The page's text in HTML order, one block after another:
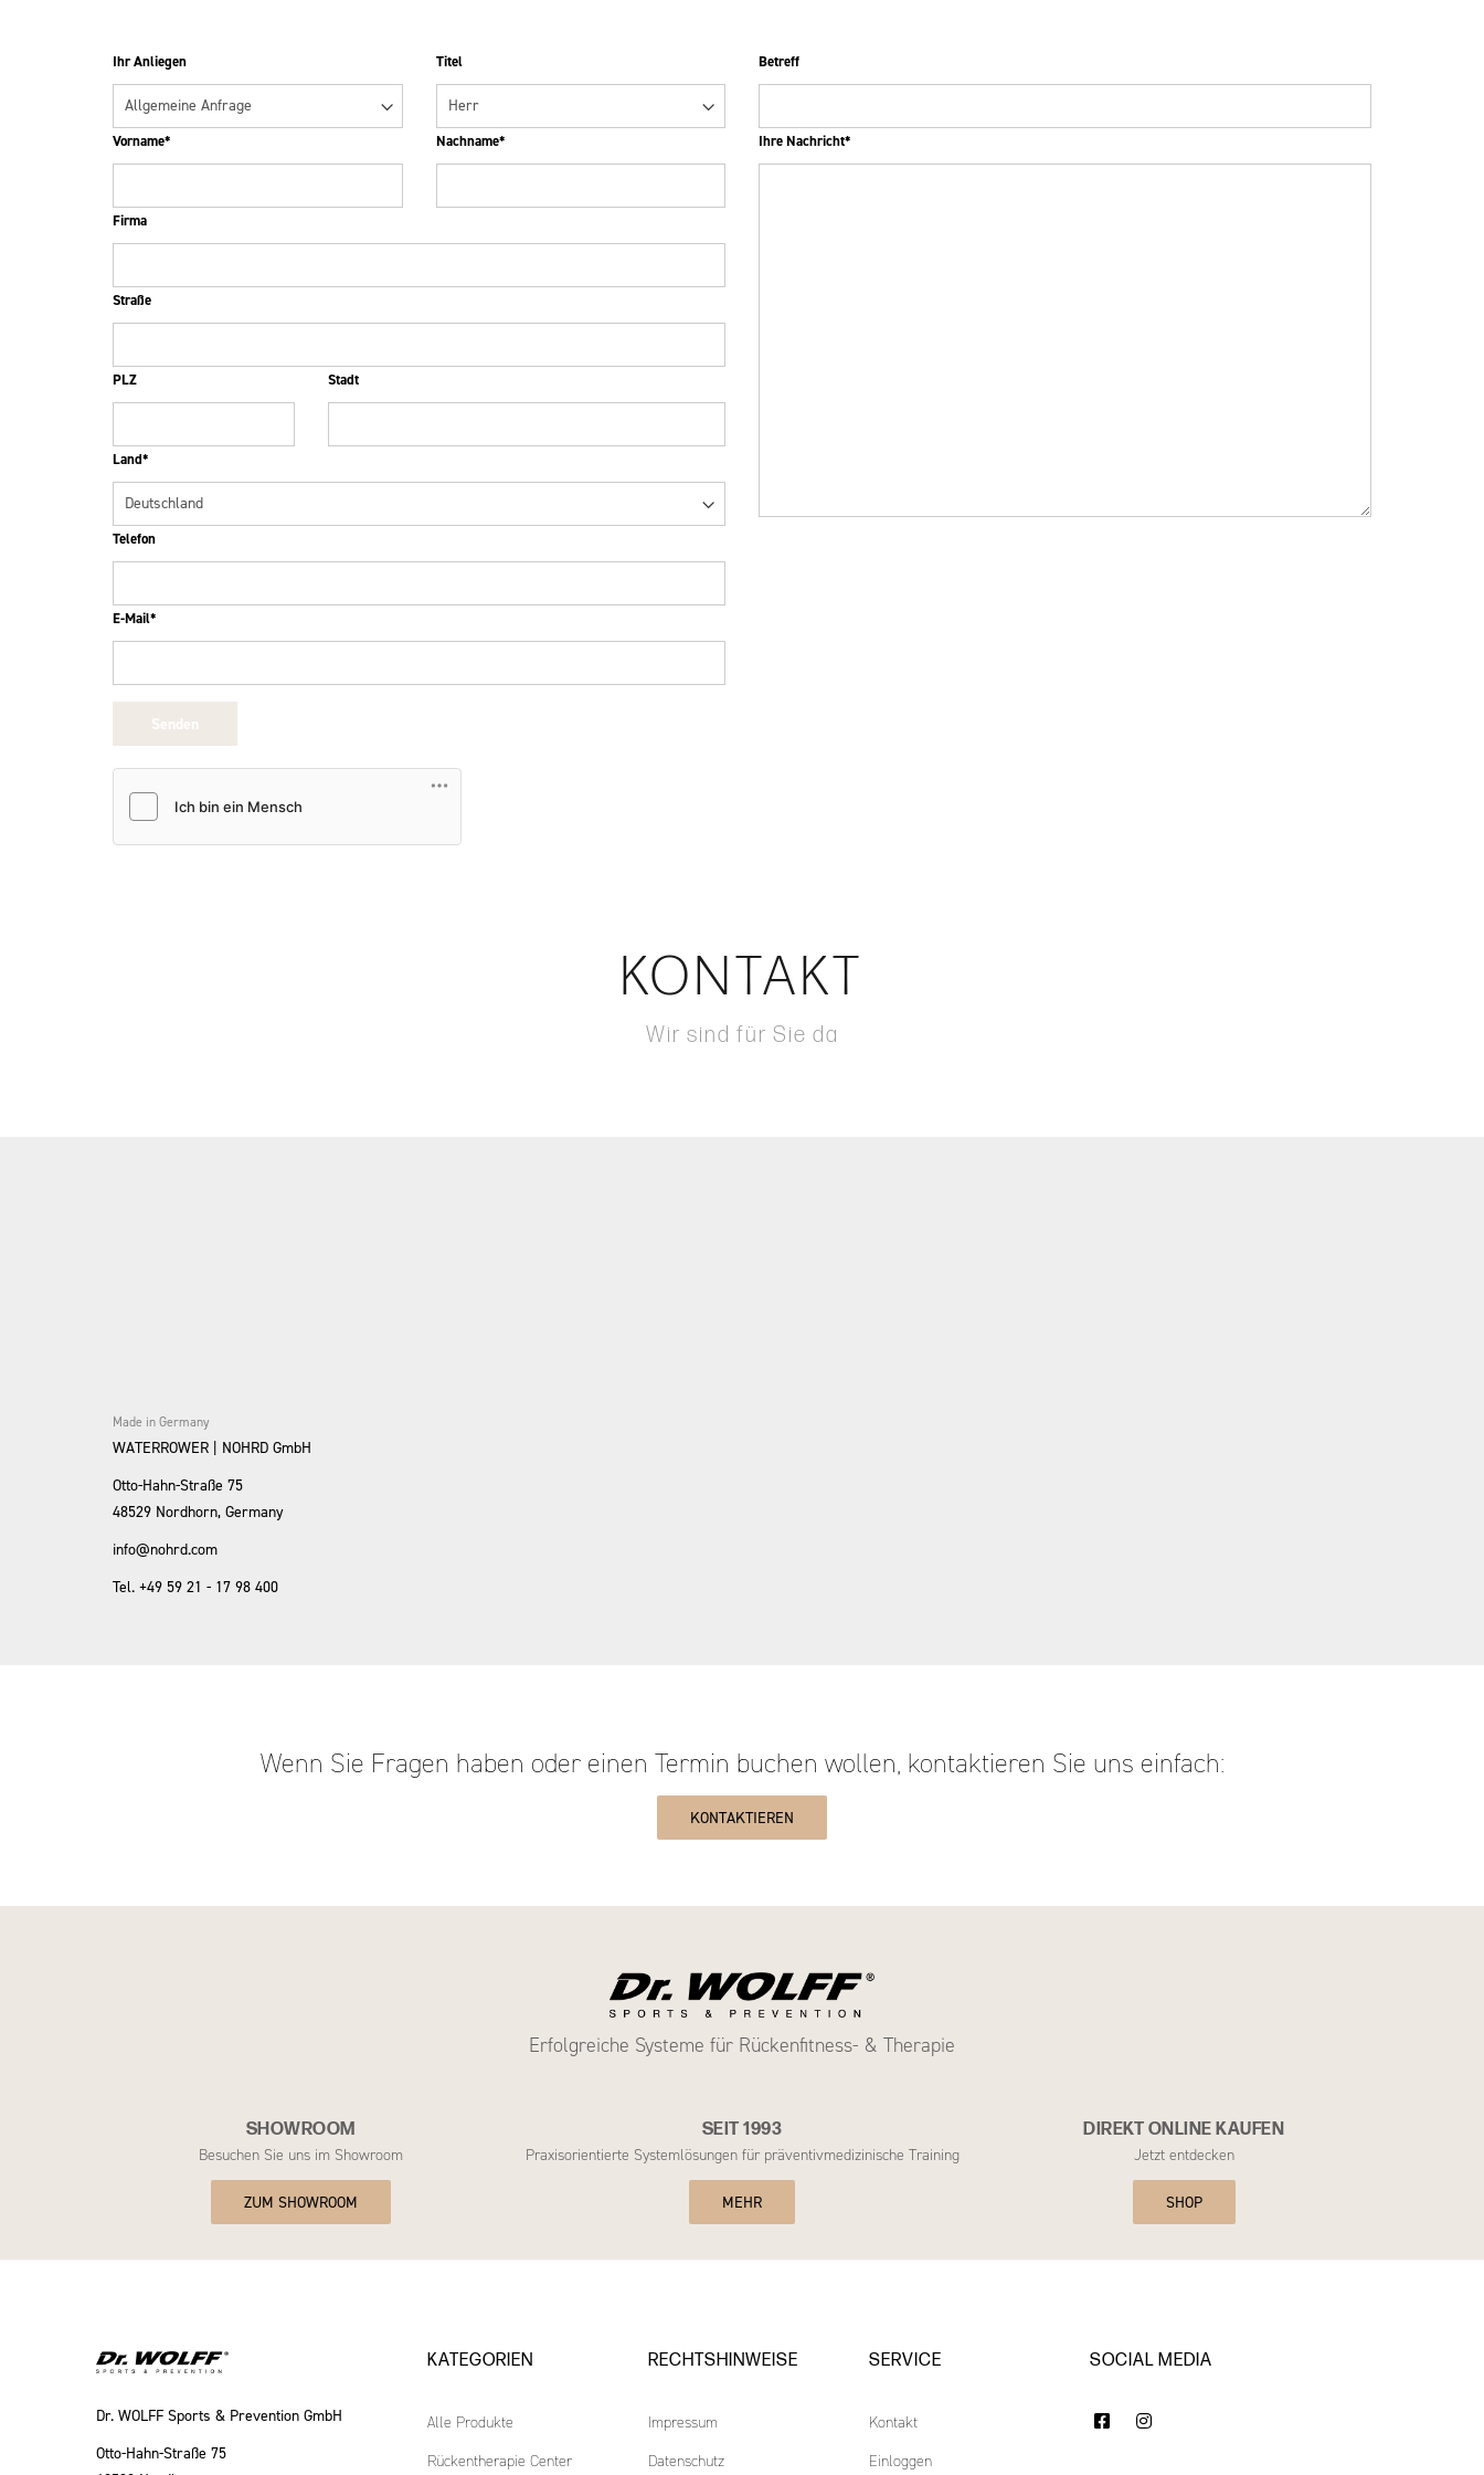
Ihr Anliegen Titel
Vorname* Nachname*
Firma
Straße
PLZ Stadt
Land*
Telefon
E-Mail*
Betreff
Ihre Nachricht*
KONTAKT
Wir sind für Sie da
Made in Germany
WATERROWER | NOHRD GmbH
Otto-Hahn-Straße 75
48529 Nordhorn, Germany
info@nohrd.com
Tel. +49 59 21 - 17 98 400
Wenn Sie Fragen haben oder einen Termin buchen wollen, kontaktieren Sie uns einfach:
KONTAKTIEREN
Erfolgreiche Systeme für Rückenfitness- & Therapie
SHOWROOM
Besuchen Sie uns im Showroom
ZUM SHOWROOM
SEIT 1993
Praxisorientierte Systemlösungen für präventivmedizinische Training
MEHR
DIREKT ONLINE KAUFEN
Jetzt entdecken
SHOP
Dr. WOLFF Sports & Prevention GmbH
Otto-Hahn-Straße 75
KATEGORIEN
Alle Produkte
Rückentherapie Center
RECHTSHINWEISE
Impressum
Datenschutz
SERVICE
Kontakt
Einloggen
SOCIAL MEDIA